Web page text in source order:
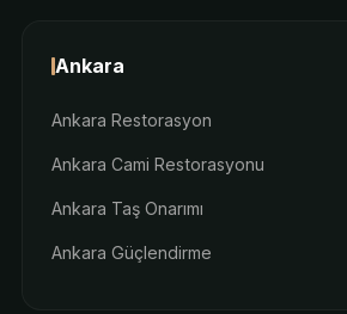
Ankara
Ankara Restorasyon
Ankara Cami Restorasyonu
Ankara Taş Onarımı
Ankara Güçlendirme